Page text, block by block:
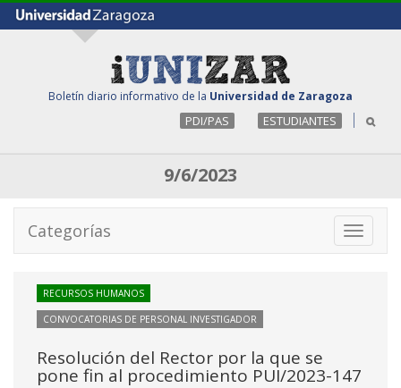
Boletín diario informativo de la Universidad de Zaragoza
PDI/PAS ESTUDIANTES
9/6/2023
Toggle
Categorías
RECURSOS HUMANOS
CONVOCATORIAS DE PERSONAL INVESTIGADOR
Resolución del Rector por la que se
pone fin al procedimiento PUI/2023-147